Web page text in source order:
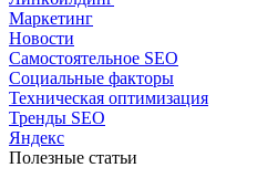
Маркетинг
Новости
Самостоятельное SEO
Социальные факторы
Техническая оптимизация
Тренды SEO
Яндекс
Полезные статьи